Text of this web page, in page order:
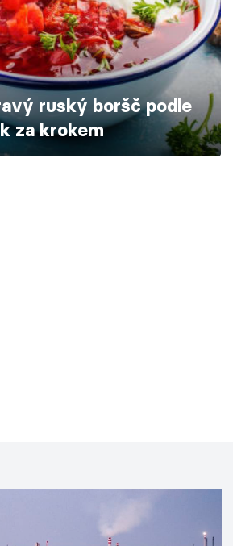
ruský boršč podle
za krokem